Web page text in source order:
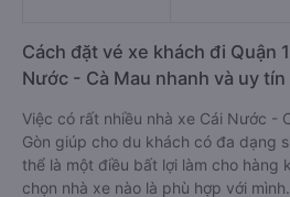
Cách đặt vé xe khách đi Quận
Nước - Cà Mau nhanh và uy
Việc có rất nhiều nhà xe Cái Nước -
Gòn giúp cho du khách có đa dạng
thể là một điều bất lợi làm cho hàng
chọn nhà xe nào là phù hợp với